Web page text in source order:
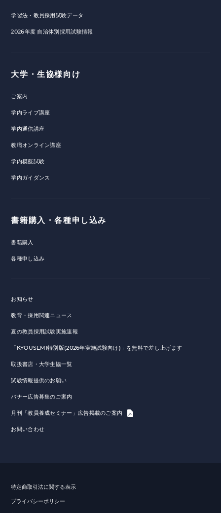
学習法・教員採用試験データ
2026年度 自治体別採用試験情報
大学・生協様向け
ご案内
学内ライブ講座
学内通信講座
教職オンライン講座
学内模擬試験
学内ガイダンス
書籍購入・各種申し込み
書籍購入
各種申し込み
お知らせ
教育・採用関連ニュース
夏の教員採用試験実施速報
「KYOUSEMI特別版(2026年実施試験向け)」を無料で差し上げます
取扱書店・大学生協一覧
試験情報提供のお願い
バナー広告募集のご案内
月刊「教員養成セミナー」広告掲載のご案内
お問い合わせ
特定商取引法に関する表示
プライバシーポリシー